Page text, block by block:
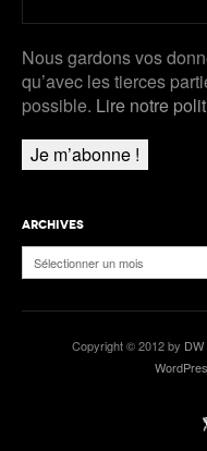
Nous gardons vos
qu’avec les tierces
possible. Lire notre
ARCHIVES
Archives
Copyright © 2012 by